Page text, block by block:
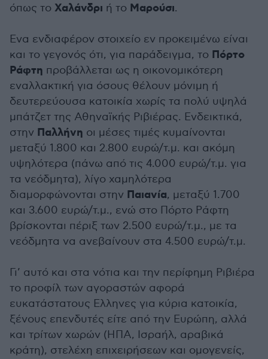
όπως το Χαλάνδρι ή το Μαρούσι.
Ενα ενδιαφέρον στοιχείο εν προκειμένω είναι
και το γεγονός ότι, για παράδειγμα, το Πόρτο
Ράφτη προβάλλεται ως η οικονομικότερη
εναλλακτική για όσους θέλουν μόνιμη ή
δευτερεύουσα κατοικία χωρίς τα πολύ υψηλά
μπάτζετ της Αθηναϊκής Ριβιέρας. Ενδεικτικά,
στην Παλλήνη οι μέσες τιμές κυμαίνονται
μεταξύ 1.800 και 2.800 ευρώ/τ.μ. και ακόμη
υψηλότερα (πάνω από τις 4.000 ευρώ/τ.μ. για
τα νεόδμητα), λίγο χαμηλότερα
διαμορφώνονται στην Παιανία, μεταξύ 1.700
και 3.600 ευρώ/τ.μ., ενώ στο Πόρτο Ράφτη
βρίσκονται πέριξ των 2.500 ευρώ/τ.μ., με τα
νεόδμητα να ανεβαίνουν στα 4.500 ευρώ/τ.μ.
Γι’ αυτό και στα νότια και την περίφημη Ριβιέρα
το προφίλ των αγοραστών αφορά
ευκατάστατους Ελληνες για κύρια κατοικία,
ξένους επενδυτές είτε από την Ευρώπη, αλλά
και τρίτων χωρών (ΗΠΑ, Ισραήλ, αραβικά
κράτη), στελέχη επιχειρήσεων και ομογενείς,